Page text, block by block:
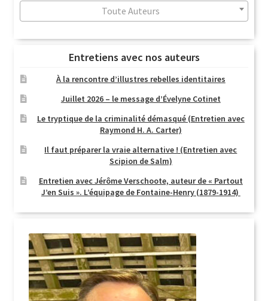
Toute Auteurs
Entretiens avec nos auteurs
À la rencontre d’illustres rebelles identitaires
Juillet 2026 – le message d’Évelyne Cotinet
Le tryptique de la criminalité démasqué (Entretien avec
Raymond H. A. Carter)
Il faut préparer la vraie alternative ! (Entretien avec
Scipion de Salm)
Entretien avec Jérôme Verschoote, auteur de « Partout
J’en Suis ». L’équipage de Fontaine-Henry (1879-1914)